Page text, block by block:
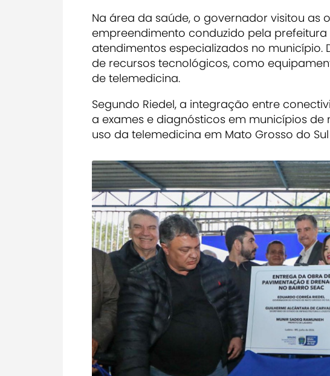
Na área da saúde, o governador visitou as
empreendimento conduzido pela
atendimentos especializados no município.
de recursos tecnológicos, como
de telemedicina.
Segundo Riedel, a integração entre
a exames e diagnósticos em municípios
uso da telemedicina em Mato Grosso do